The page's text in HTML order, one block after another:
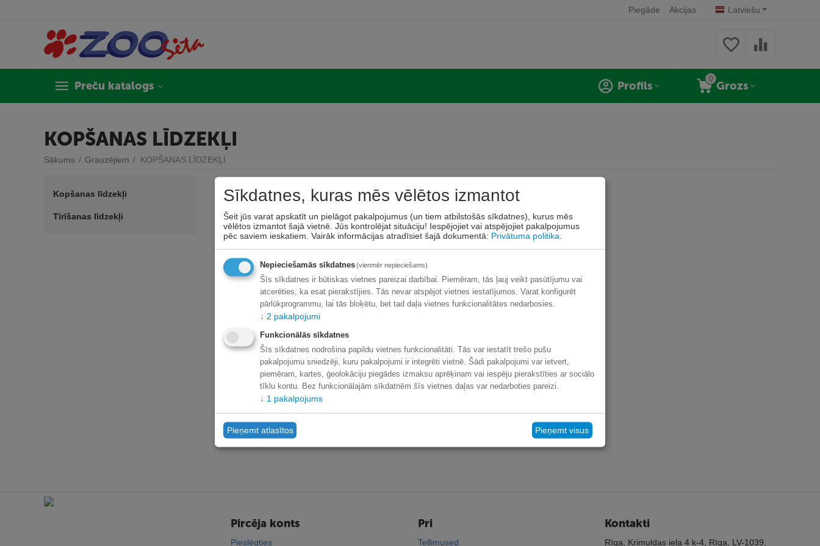
Latviešu
Piegāde Akcijas
Preču katalogs
0
Grozs
Profils
KOPŠANAS LĪDZEKĻI
Sākums / Grauzējiem / KOPŠANAS LĪDZEKĻI
Kopšanas līdzekļi
Tīrīšanas līdzekļi
Pircēja konts
Pieslēgties
Pri
Tellimused
Kontakti
Rīga, Krimuldas iela 4 k-4, Rīga, LV-1039,
Sīkdatnes, kuras mēs vēlētos izmantot
Šeit jūs varat apskatīt un pielāgot pakalpojumus (un tiem atbilstošās sīkdatnes), kurus mēs
vēlētos izmantot šajā vietnē. Jūs kontrolējat situāciju! Iespējojiet vai atspējojiet pakalpojumus
pēc saviem ieskatiem. Vairāk informācijas atradīsiet šajā dokumentā: Privātuma politika
Nepieciešamās sīkdatnes(vienmēr nepieciešams)
Šīs sīkdatnes ir būtiskas vietnes pareizai darbībai. Piemēram, tās ļauj veikt pasūtījumu vai
atcerēties, ka esat pierakstījies. Tās nevar atspējot vietnes iestatījumos. Varat konfigurēt
pārlūkprogrammu, lai tās bloķētu, bet tad daļa vietnes funkcionalitātes nedarbosies.
↓ 2 pakalpojumi
Funkcionālās sīkdatnes
Šīs sīkdatnes nodrošina papildu vietnes funkcionalitāti. Tās var iestatīt trešo pušu
pakalpojumu sniedzēji, kuru pakalpojumi ir integrēti vietnē. Šādi pakalpojumi var ietvert,
piemēram, kartes, ģeolokāciju piegādes izmaksu aprēķinam vai iespēju pierakstīties ar sociālo
tīklu kontu. Bez funkcionālajām sīkdatnēm šīs vietnes daļas var nedarboties pareizi.
↓ 1 pakalpojums
Pieņemt atlasītos Pieņemt visus